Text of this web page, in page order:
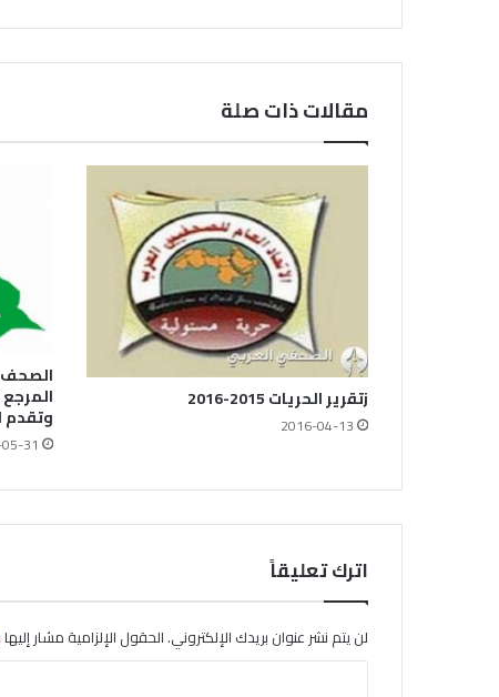
مقالات ذات صلة
jتقرير الحريات 2015-2016
2016-04-13
الصحف
وتقدم
31
اترك تعليقاً
لن يتم نشر عنوان بريدك الإلكتروني.الحقول الإلزامية مشار إليها